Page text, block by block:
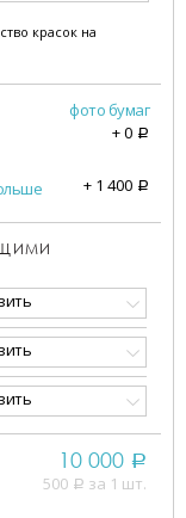
красок на
фото бумаг
+0 a
+ 1 400 a
10 000 a
500 a за 1 шт.